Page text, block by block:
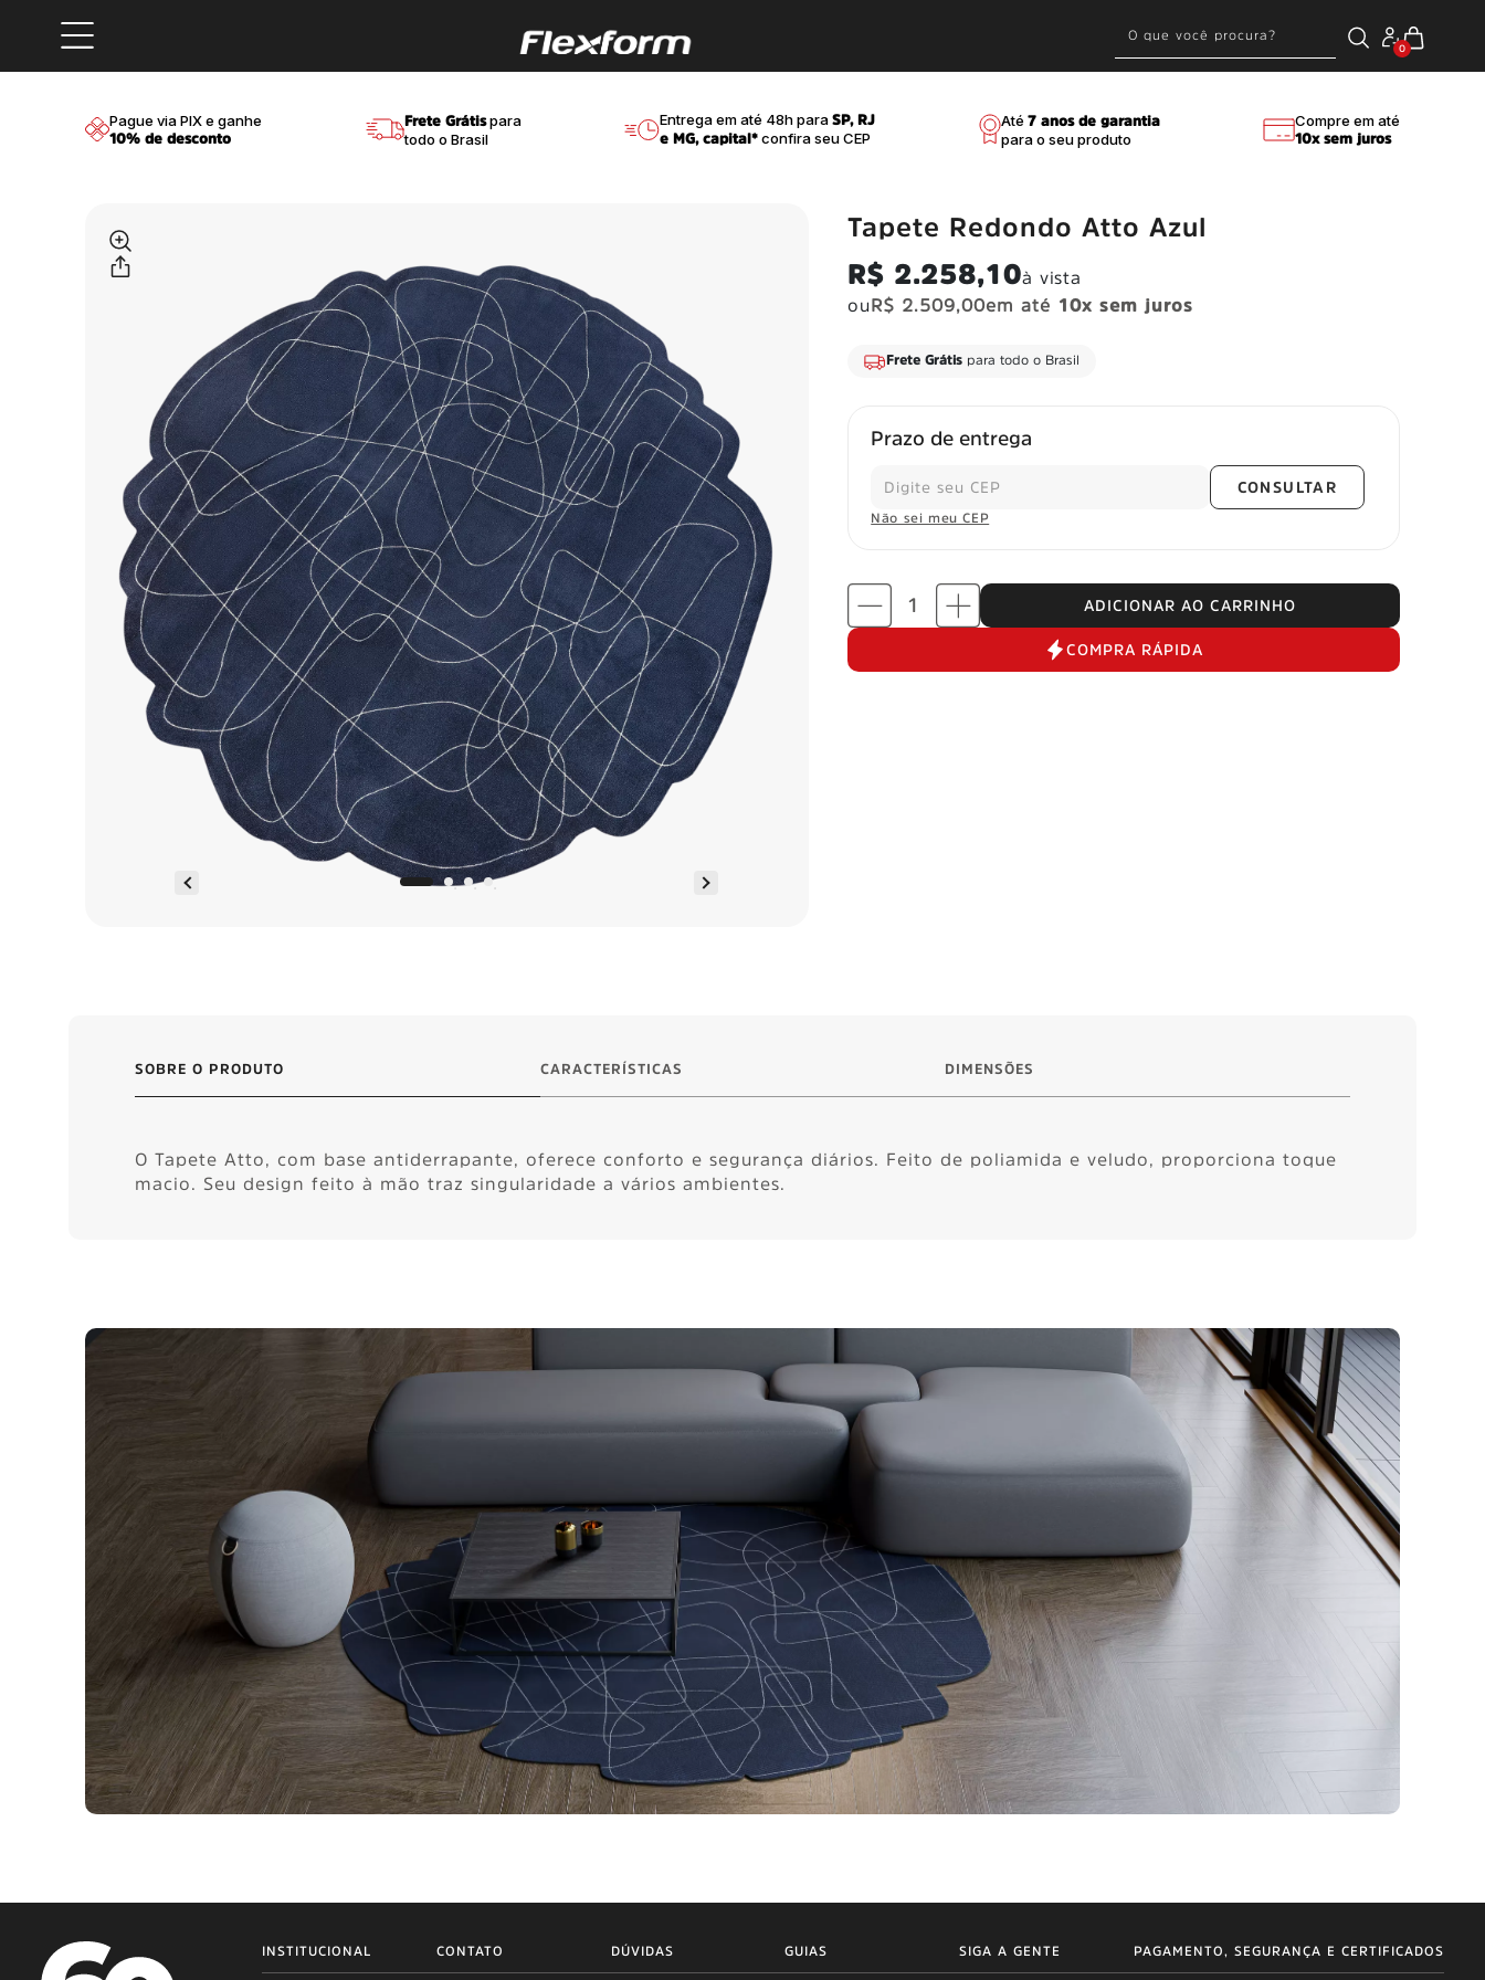
0
Pague via PIX e ganhe
10% de desconto
Frete Grátispara
todo o Brasil
Entrega em até 48h para SP, RJ
e MG, capital* confira seu CEP
Até 7 anos de garantia
para o seu produto
Compre em até
10x sem juros
Tapete Redondo Atto Azul
R$ 2.258,10à vista
ouR$ 2.509,00em até 10x sem juros
Compre em até 10x sem juros Frete Grátis para todo o Brasil
Prazo de entrega
CONSULTAR
Não sei meu CEP
ADICIONAR AO CARRINHO
COMPRA RÁPIDA
SOBRE O PRODUTO CARACTERÍSTICAS DIMENSÕES
O Tapete Atto, com base antiderrapante, oferece conforto e segurança diários. Feito de poliamida e veludo, proporciona toque
macio. Seu design feito à mão traz singularidade a vários ambientes.
INSTITUCIONAL CONTATO DÚVIDAS GUIAS SIGA A GENTE PAGAMENTO, SEGURANÇA E CERTIFICADOS